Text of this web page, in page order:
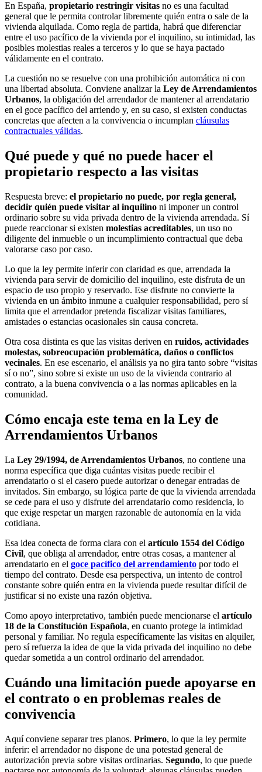
En España, propietario restringir visitas no es una facultad
general que le permita controlar libremente quién entra o sale de la
vivienda alquilada. Como regla de partida, habrá que diferenciar
entre el uso pacífico de la vivienda por el inquilino, su intimidad, las
posibles molestias reales a terceros y lo que se haya pactado
válidamente en el contrato.
La cuestión no se resuelve con una prohibición automática ni con
una libertad absoluta. Conviene analizar la Ley de Arrendamientos
Urbanos, la obligación del arrendador de mantener al arrendatario
en el goce pacífico del arriendo y, en su caso, si existen conductas
concretas que afecten a la convivencia o incumplan cláusulas
contractuales válidas.
Qué puede y qué no puede hacer el
propietario respecto a las visitas
Respuesta breve: el propietario no puede, por regla general,
decidir quién puede visitar al inquilino ni imponer un control
ordinario sobre su vida privada dentro de la vivienda arrendada. Sí
puede reaccionar si existen molestias acreditables, un uso no
diligente del inmueble o un incumplimiento contractual que deba
valorarse caso por caso.
Lo que la ley permite inferir con claridad es que, arrendada la
vivienda para servir de domicilio del inquilino, este disfruta de un
espacio de uso propio y reservado. Ese disfrute no convierte la
vivienda en un ámbito inmune a cualquier responsabilidad, pero sí
limita que el arrendador pretenda fiscalizar visitas familiares,
amistades o estancias ocasionales sin causa concreta.
Otra cosa distinta es que las visitas deriven en ruidos, actividades
molestas, sobreocupación problemática, daños o conflictos
vecinales. En ese escenario, el análisis ya no gira tanto sobre “visitas
sí o no”, sino sobre si existe un uso de la vivienda contrario al
contrato, a la buena convivencia o a las normas aplicables en la
comunidad.
Cómo encaja este tema en la Ley de
Arrendamientos Urbanos
La Ley 29/1994, de Arrendamientos Urbanos, no contiene una
norma específica que diga cuántas visitas puede recibir el
arrendatario o si el casero puede autorizar o denegar entradas de
invitados. Sin embargo, su lógica parte de que la vivienda arrendada
se cede para el uso y disfrute del arrendatario como residencia, lo
que exige respetar un margen razonable de autonomía en la vida
cotidiana.
Esa idea conecta de forma clara con el artículo 1554 del Código
Civil, que obliga al arrendador, entre otras cosas, a mantener al
arrendatario en el goce pacífico del arrendamiento por todo el
tiempo del contrato. Desde esa perspectiva, un intento de control
constante sobre quién entra en la vivienda puede resultar difícil de
justificar si no existe una razón objetiva.
Como apoyo interpretativo, también puede mencionarse el artículo
18 de la Constitución Española, en cuanto protege la intimidad
personal y familiar. No regula específicamente las visitas en alquiler,
pero sí refuerza la idea de que la vida privada del inquilino no debe
quedar sometida a un control ordinario del arrendador.
Cuándo una limitación puede apoyarse en
el contrato o en problemas reales de
convivencia
Aquí conviene separar tres planos. Primero, lo que la ley permite
inferir: el arrendador no dispone de una potestad general de
autorización previa sobre visitas ordinarias. Segundo, lo que puede